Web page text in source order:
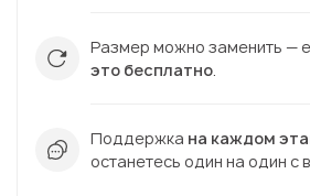
Размер можно заменить —
это бесплатно.
Поддержка на каждом
останетесь один на один с